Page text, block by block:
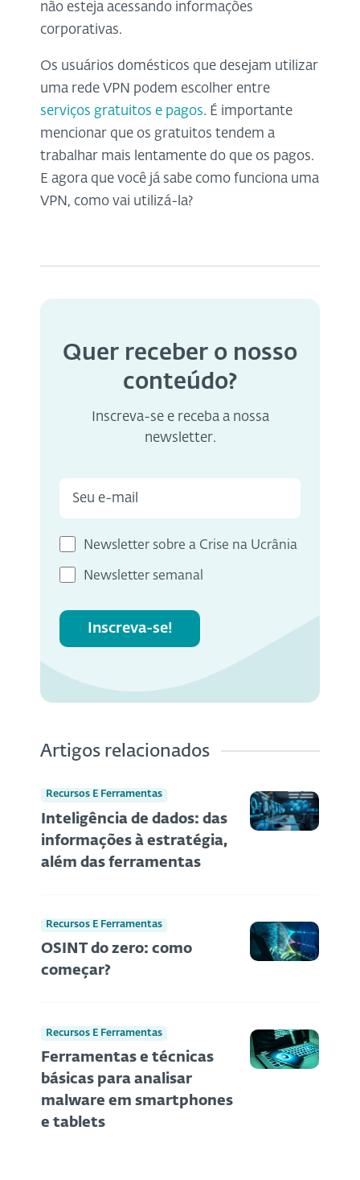
não esteja acessando informações
corporativas.
Os usuários domésticos que desejam utilizar
uma rede VPN podem escolher entre
serviços gratuitos e pagos. É importante
mencionar que os gratuitos tendem a
trabalhar mais lentamente do que os pagos.
E agora que você já sabe como funciona uma
VPN, como vai utilizá-la?
Quer receber o nosso
conteúdo?
Inscreva-se e receba a nossa
newsletter.
Newsletter sobre a Crise na Ucrânia
Newsletter semanal
Inscreva-se!
Artigos relacionados
Recursos E Ferramentas
Inteligência de dados: das
informações à estratégia,
além das ferramentas
Recursos E Ferramentas
OSINT do zero: como
começar?
Recursos E Ferramentas
Ferramentas e técnicas
básicas para analisar
malware em smartphones
e tablets